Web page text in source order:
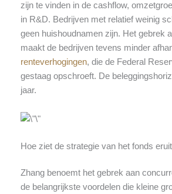
zijn te vinden in de cashflow,
in R&D. Bedrijven met relatief weinig
geen huishoudnamen zijn. Het gebrek
maakt de bedrijven tevens minder
renteverhogingen, die de Federal
gestaag opschroeft. De
jaar.
Hoe ziet de strategie van het fonds
Zhang benoemt het gebrek aan
de belangrijkste voordelen die kleine